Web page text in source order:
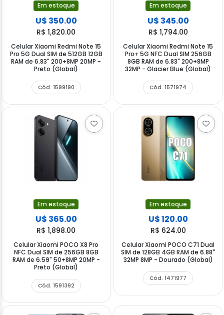
Em estoque
U$ 350.00
R$ 1,820.00
Celular Xiaomi Redmi Note 15
Pro 5G Dual SIM de 512GB 12GB
RAM de 6.83" 200+8MP 20MP -
Preto (Global)
Cód. 1599190
Em estoque
U$ 345.00
R$ 1,794.00
Celular Xiaomi Redmi Note 15
Pro+ 5G NFC Dual SIM 256GB
8GB RAM de 6.83" 200+8MP
32MP - Glacier Blue (Global)
Cód. 1571974
Em estoque
U$ 365.00
R$ 1,898.00
Celular Xiaomi POCO X8 Pro
NFC Dual SIM de 256GB 8GB
RAM de 6.59" 50+8MP 20MP -
Preto (Global)
Cód. 1591392
Em estoque
U$ 120.00
R$ 624.00
Celular Xiaomi POCO C71 Dual
SIM de 128GB 4GB RAM de 6.88"
32MP 8MP - Dourado (Global)
Cód. 1471977